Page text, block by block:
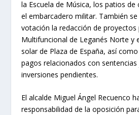
la Escuela de Música, los patios de
el embarcadero militar. También
votación la redacción de proyectos
Multifuncional de Leganés Norte y
solar de Plaza de España, así
pagos relacionados con
inversiones pendientes.
El alcalde Miguel Ángel Recuenco
responsabilidad de la oposición